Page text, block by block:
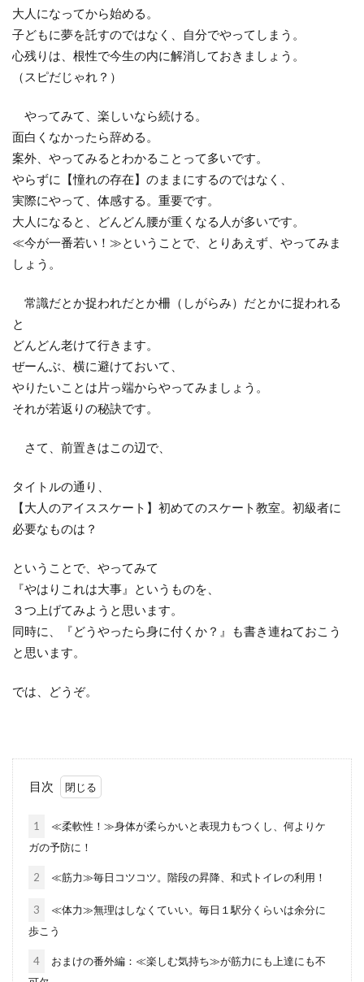
大人になってから始める。
子どもに夢を託すのではなく、自分でやってしまう。
心残りは、根性で今生の内に解消しておきましょう。
（スピだじゃれ？）
やってみて、楽しいなら続ける。
面白くなかったら辞める。
案外、やってみるとわかることって多いです。
やらずに【憧れの存在】のままにするのではなく、
実際にやって、体感する。重要です。
大人になると、どんどん腰が重くなる人が多いです。
≪今が一番若い！≫ということで、とりあえず、やってみま
しょう。
常識だとか捉われだとか柵（しがらみ）だとかに捉われる
と
どんどん老けて行きます。
ぜーんぶ、横に避けておいて、
やりたいことは片っ端からやってみましょう。
それが若返りの秘訣です。
さて、前置きはこの辺で、
タイトルの通り、
【大人のアイススケート】初めてのスケート教室。初級者に
必要なものは？
ということで、やってみて
『やはりこれは大事』というものを、
３つ上げてみようと思います。
同時に、『どうやったら身に付くか？』も書き連ねておこう
と思います。
では、どうぞ。
目次
1
≪柔軟性！≫身体が柔らかいと表現力もつくし、何よりケ
ガの予防に！
2 ≪筋力≫毎日コツコツ。階段の昇降、和式トイレの利用！
3
≪体力≫無理はしなくていい。毎日１駅分くらいは余分に
歩こう
4
おまけの番外編：≪楽しむ気持ち≫が筋力にも上達にも不